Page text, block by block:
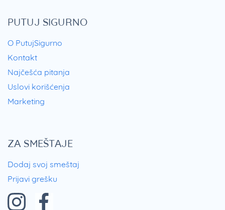
PUTUJ SIGURNO
O PutujSigurno
Kontakt
Najčešća pitanja
Uslovi korišćenja
Marketing
ZA SMEŠTAJE
Dodaj svoj smeštaj
Prijavi grešku